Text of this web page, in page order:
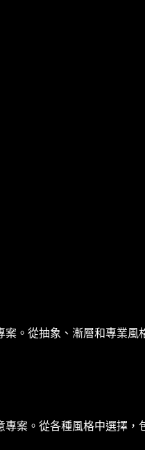
。從抽象、漸層和專業風
案。從各種風格中選擇